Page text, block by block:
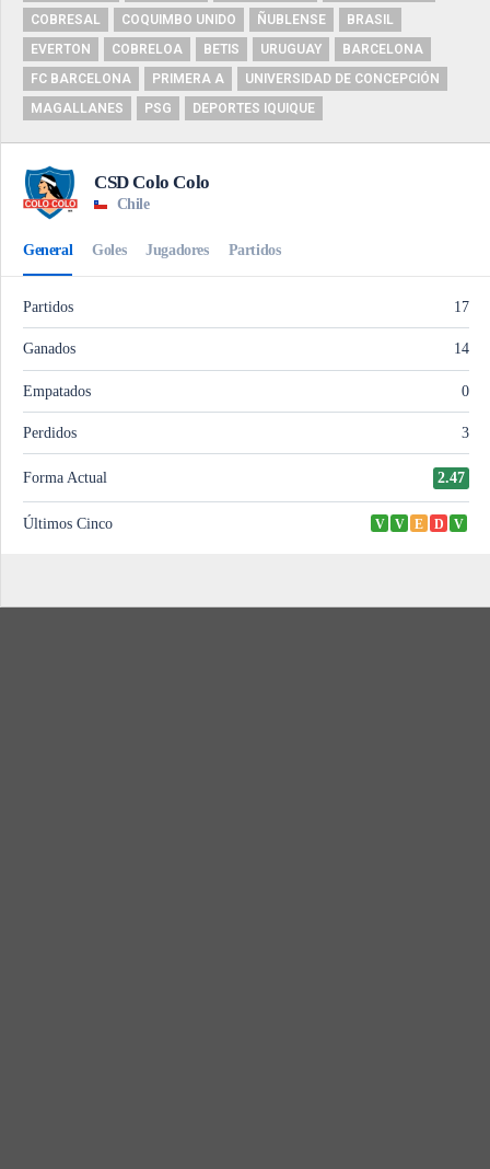
COBRESAL
COQUIMBO UNIDO ÑUBLENSE
BRASIL
EVERTON
COBRELOA BETIS URUGUAY
BARCELONA
FC BARCELONA
PRIMERA A
UNIVERSIDAD DE CONCEPCIÓN
MAGALLANES
PSG DEPORTES IQUIQUE